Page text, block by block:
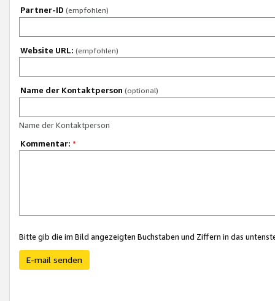
Partner-ID (empfohlen)
Website URL: (empfohlen)
Name der Kontaktperson (optional)
Name der Kontaktperson
Kommentar: *
Bitte gib die im Bild angezeigten Buchstaben und Ziffern in das
E-mail senden